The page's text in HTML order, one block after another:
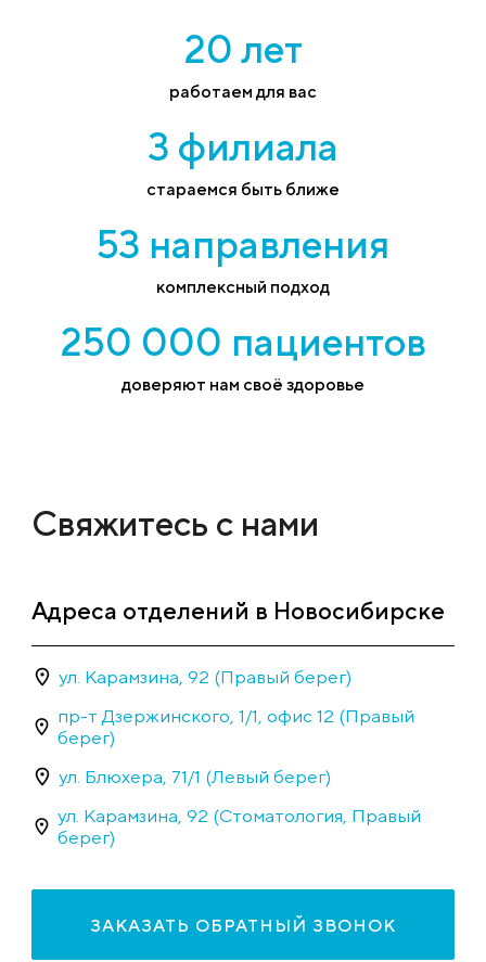
20 лет
работаем для вас
3 филиала
стараемся быть ближе
53 направления
комплексный подход
250 000 пациентов
доверяют нам своё здоровье
Свяжитесь с нами
Адреса отделений в Новосибирске
ул. Карамзина, 92 (Правый берег)
пр-т Дзержинского, 1/1, офис 12 (Правый
берег)
ул. Блюхера, 71/1 (Левый берег)
ул. Карамзина, 92 (Стоматология, Правый
берег)
ЗАКАЗАТЬ ОБРАТНЫЙ ЗВОНОК